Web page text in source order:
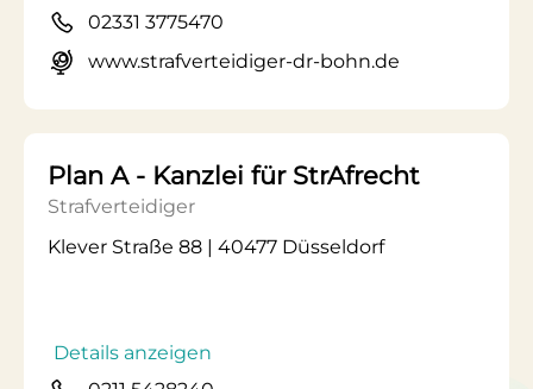
02331 3775470
www.strafverteidiger-dr-bohn.de
Plan A - Kanzlei für StrAfrecht
Strafverteidiger
Klever Straße 88 | 40477 Düsseldorf
Details anzeigen